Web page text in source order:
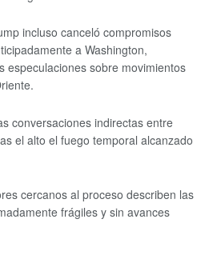
incluso canceló compromisos
a Washington,
especulaciones sobre movimientos
conversaciones indirectas entre
el alto el fuego temporal alcanzado
cercanos al proceso describen las
frágiles y sin avances